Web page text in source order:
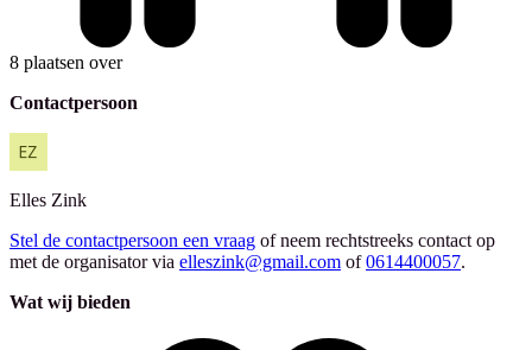
8 plaatsen over
Contactpersoon
Elles Zink
Stel de contactpersoon een vraag of neem rechtstreeks contact op
met de organisator via elleszink@gmail.com of 0614400057.
Wat wij bieden